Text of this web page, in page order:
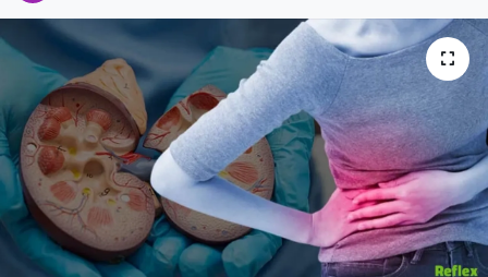
Spor
Teknoloji